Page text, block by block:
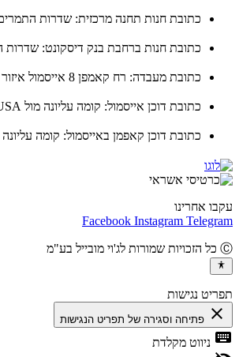
כתובת חנות תחנה מרכזית: שדרות התמרים 12, אילת
כתובת חנות ברחבת בנק דיסקונט: שדרות התמרים 2,
כתובת מעבדה: רח קאמפן 8 אייסמול איזור המלונות, אילת
כתובת דוכן אייסמול: קומה עליונה מול ChickenUSA
כתובת דוכן קאפמן באייסמול: קומה עליונה
אחרינו
Facebook Instagram
נגישות
פתיחה וסגירה של תפריט הנגישות
ניווט מקלדת